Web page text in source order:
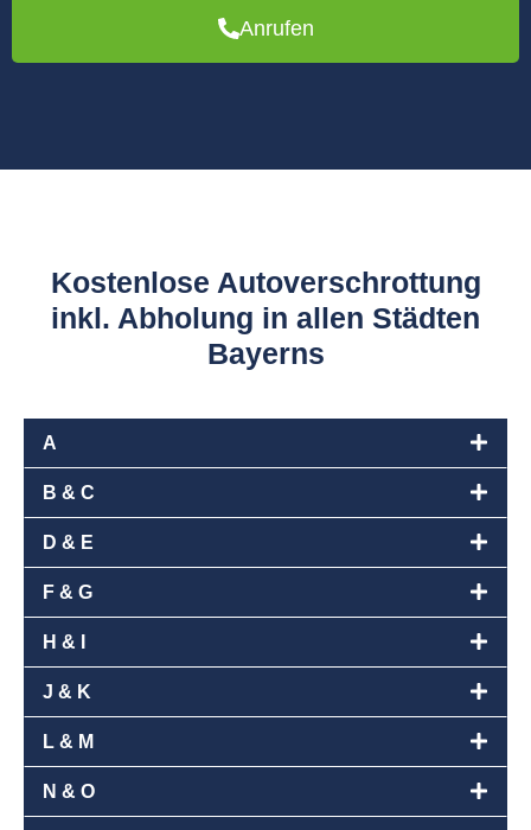
Anrufen
Kostenlose Autoverschrottung
inkl. Abholung in allen Städten
Bayerns
A
B & C
D & E
F & G
H & I
J & K
L & M
N & O